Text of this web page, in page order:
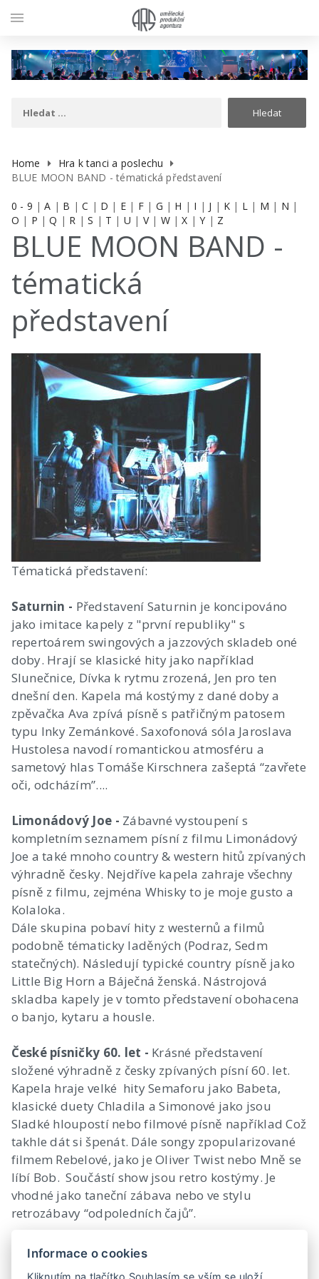
Home
Hra k tanci a poslechu
BLUE MOON BAND - tématická představení
0 - 9 |A | B |C | D | E | F| G | H | I | J | K | L | M | N |
O | P |Q | R |S | T | U | V| W|X |Y | Z
BLUE MOON BAND -
tématická
představení
Tématická představení:
Saturnin - Představení Saturnin je koncipováno
jako imitace kapely z "první republiky" s
repertoárem swingových a jazzových skladeb oné
doby. Hrají se klasické hity jako například
Slunečnice, Dívka k rytmu zrozená, Jen pro ten
dnešní den. Kapela má kostýmy z dané doby a
zpěvačka Ava zpívá písně s patřičným patosem
typu Inky Zemánkové. Saxofonová sóla Jaroslava
Hustolesa navodí romantickou atmosféru a
sametový hlas Tomáše Kirschnera zašeptá “zavřete
oči, odcházím”....
Limonádový Joe - Zábavné vystoupení s
kompletním seznamem písní z filmu Limonádový
Joe a také mnoho country & western hitů zpívaných
výhradně česky. Nejdříve kapela zahraje všechny
písně z filmu, zejména Whisky to je moje gusto a
Kolaloka.
Dále skupina pobaví hity z westernů a filmů
podobně tématicky laděných (Podraz, Sedm
statečných). Následují typické country písně jako
Little Big Horn a Báječná ženská. Nástrojová
skladba kapely je v tomto představení obohacena
o banjo, kytaru a housle.
České písničky 60. let - Krásné představení
složené výhradně z česky zpívaných písní 60. let.
Kapela hraje velké hity Semaforu jako Babeta,
klasické duety Chladila a Simonové jako jsou
Sladké hloupostí nebo filmové písně například Což
takhle dát si špenát. Dále songy zpopularizované
filmem Rebelové, jako je Oliver Twist nebo Mně se
líbí Bob. Součástí show jsou retro kostýmy. Je
vhodné jako taneční zábava nebo ve stylu
retrozábavy “odpoledních čajů”.
Ukázky:https://www.youtube.com/watch?
menu
Informace o cookies
Kliknutím na tlačítko Souhlasím se vším se uloží